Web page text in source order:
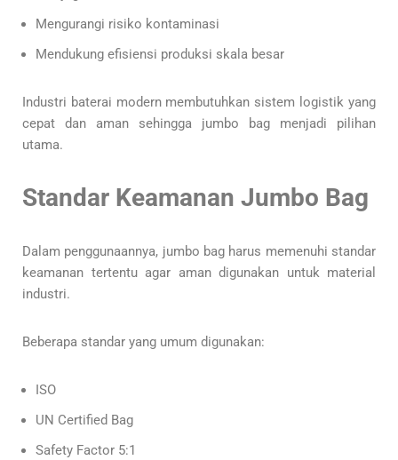
Mengurangi risiko kontaminasi
Mendukung efisiensi produksi skala besar
Industri baterai modern membutuhkan sistem logistik yang
cepat dan aman sehingga jumbo bag menjadi pilihan
utama.
Standar Keamanan Jumbo Bag
Dalam penggunaannya, jumbo bag harus memenuhi standar
keamanan tertentu agar aman digunakan untuk material
industri.
Beberapa standar yang umum digunakan:
ISO
UN Certified Bag
Safety Factor 5:1